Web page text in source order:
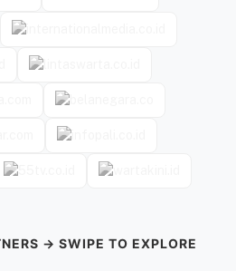
→ SWIPE TO EXPLORE